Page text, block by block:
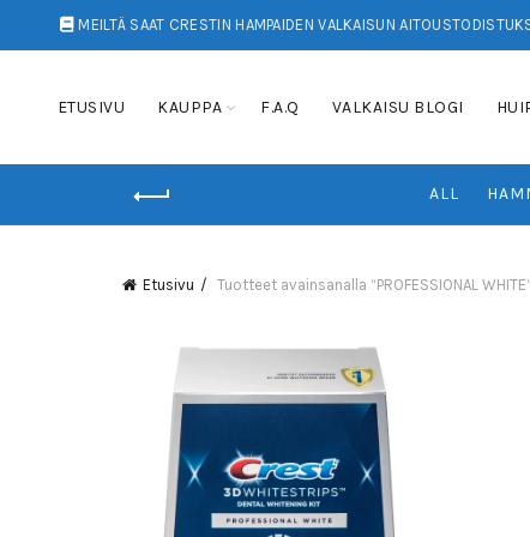
MEILTÄ SAAT CRESTIN HAMPAIDEN VALKAISUN
ETUSIVU KAUPPA F.A.Q VALKAISU BLOGI
ALL
Etusivu Tuotteet avainsanalla “PROFESSIONAL WHITE”